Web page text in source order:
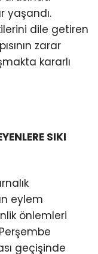
yaşandı.
dile getiren
zarar
kararlı
SIKI
eylem
önlemleri
geçişinde